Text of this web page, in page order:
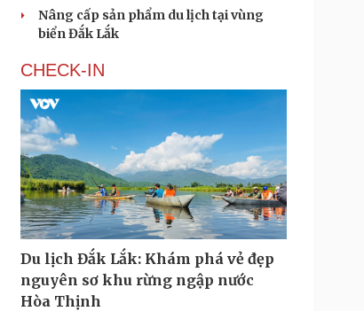
Nâng cấp sản phẩm du lịch tại vùng
biển Đắk Lắk
CHECK-IN
Du lịch Đắk Lắk: Khám phá vẻ đẹp
nguyên sơ khu rừng ngập nước
Hòa Thịnh